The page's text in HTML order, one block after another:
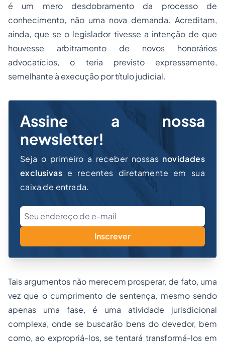
é um mero desdobramento da processo de
conhecimento, não uma nova demanda. Acreditam,
ainda, que se o legislador tivesse a intenção de que
houvesse arbitramento de novos honorários
advocatícios, o teria previsto expressamente,
semelhante à execução por título judicial.
Assine a nossa
newsletter!
Seja o primeiro a receber nossas novidades
exclusivas e recentes diretamente em sua
caixa de entrada.
Inscrever
Tais argumentos não merecem prosperar, de fato, uma
vez que o cumprimento de sentença, mesmo sendo
apenas uma fase, é uma atividade jurisdicional
complexa, onde se buscarão bens do devedor, bem
como, ao expropriá-los, se tentará transformá-los em